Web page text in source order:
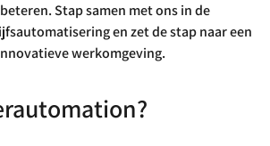
Stap samen met ons in de
en zet de stap naar een
werkomgeving.